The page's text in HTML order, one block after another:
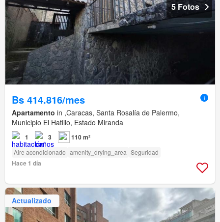
5 Fotos
Bs 414.816/mes
Apartamento in ,Caracas, Santa Rosalía de Palermo,
Municipio El Hatillo, Estado Miranda
1 3 110 m²
Aire acondicionado amenity_drying_area Seguridad
Hace 1 día
Actualizado